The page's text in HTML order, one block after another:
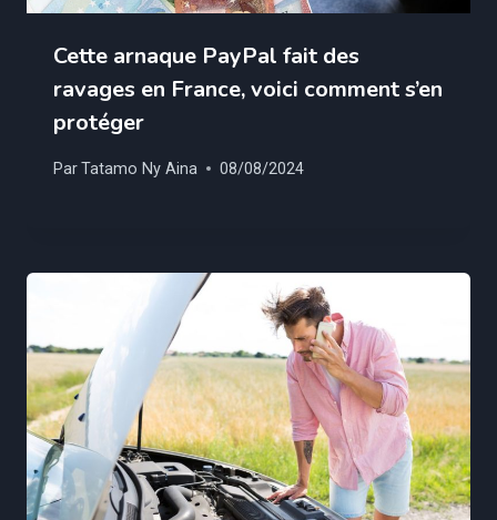
Cette arnaque PayPal fait des
ravages en France, voici comment s’en
protéger
ParTatamo Ny Aina 08/08/2024